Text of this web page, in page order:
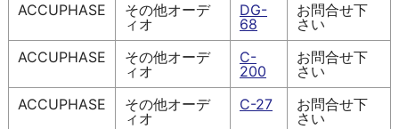
ACCUPHASE
その他オーデ
ィオ
DG-
68
お問合せ下
さい
ACCUPHASE
その他オーデ
ィオ
C-
200
お問合せ下
さい
ACCUPHASE
その他オーデ
ィオ
C-27
お問合せ下
さい